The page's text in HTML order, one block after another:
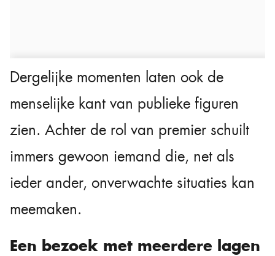
Dergelijke momenten laten ook de
menselijke kant van publieke figuren
zien. Achter de rol van premier schuilt
immers gewoon iemand die, net als
ieder ander, onverwachte situaties kan
meemaken.
Een bezoek met meerdere lagen